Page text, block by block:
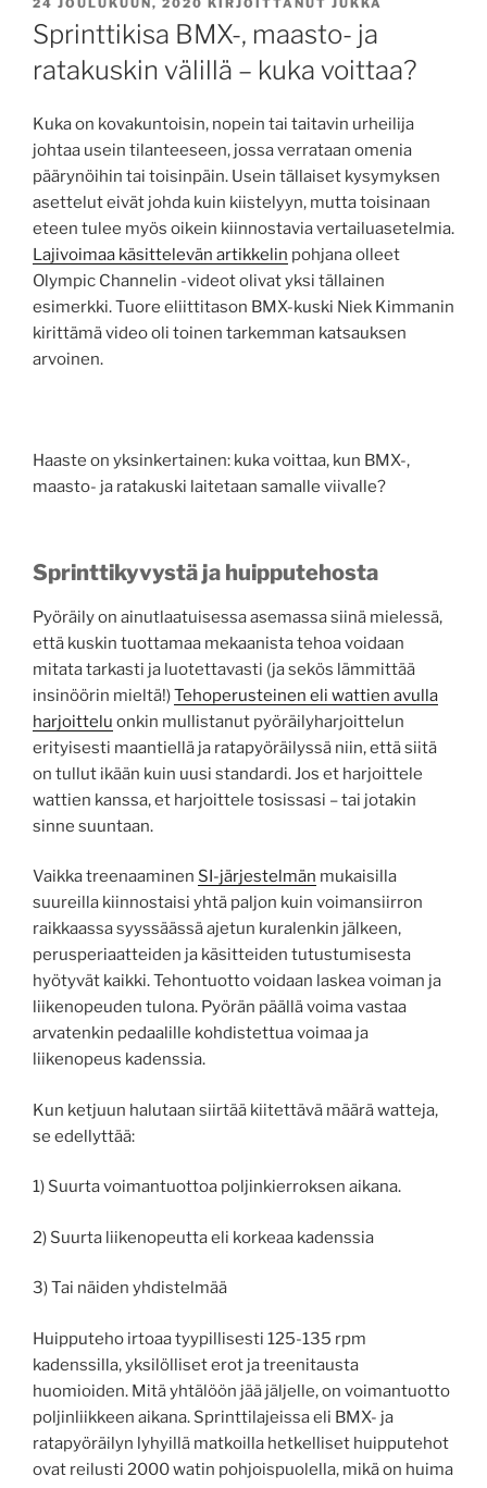
24 JOULUKUUN, 2020 KIRJOITTANUT JUKKA
Sprinttikisa BMX-, maasto- ja
ratakuskin välillä – kuka voittaa?
Kuka on kovakuntoisin, nopein tai taitavin urheilija
johtaa usein tilanteeseen, jossa verrataan omenia
päärynöihin tai toisinpäin. Usein tällaiset kysymyksen
asettelut eivät johda kuin kiistelyyn, mutta toisinaan
eteen tulee myös oikein kiinnostavia vertailuasetelmia.
Lajivoimaa käsittelevän artikkelin pohjana olleet
Olympic Channelin -videot olivat yksi tällainen
esimerkki. Tuore eliittitason BMX-kuski Niek Kimmanin
kirittämä video oli toinen tarkemman katsauksen
arvoinen.
Haaste on yksinkertainen: kuka voittaa, kun BMX-,
maasto- ja ratakuski laitetaan samalle viivalle?
Sprinttikyvystä ja huipputehosta
Pyöräily on ainutlaatuisessa asemassa siinä mielessä,
että kuskin tuottamaa mekaanista tehoa voidaan
mitata tarkasti ja luotettavasti (ja sekös lämmittää
insinöörin mieltä!)Tehoperusteinen eli wattien avulla
harjoittelu onkin mullistanut pyöräilyharjoittelun
erityisesti maantiellä ja ratapyöräilyssä niin, että siitä
on tullut ikään kuin uusi standardi. Jos et harjoittele
wattien kanssa, et harjoittele tosissasi – tai jotakin
sinne suuntaan.
Vaikka treenaaminen SI-järjestelmän mukaisilla
suureilla kiinnostaisi yhtä paljon kuin voimansiirron
raikkaassa syyssäässä ajetun kuralenkin jälkeen,
perusperiaatteiden ja käsitteiden tutustumisesta
hyötyvät kaikki. Tehontuotto voidaan laskea voiman ja
liikenopeuden tulona. Pyörän päällä voima vastaa
arvatenkin pedaalille kohdistettua voimaa ja
liikenopeus kadenssia.
Kun ketjuun halutaan siirtää kiitettävä määrä watteja,
se edellyttää:
1) Suurta voimantuottoa poljinkierroksen aikana.
2) Suurta liikenopeutta eli korkeaa kadenssia
3) Tai näiden yhdistelmää
Huipputeho irtoaa tyypillisesti 125-135 rpm
kadenssilla, yksilölliset erot ja treenitausta
huomioiden. Mitä yhtälöön jää jäljelle, on voimantuotto
poljinliikkeen aikana. Sprinttilajeissa eli BMX- ja
ratapyöräilyn lyhyillä matkoilla hetkelliset huipputehot
ovat reilusti 2000 watin pohjoispuolella, mikä on huima